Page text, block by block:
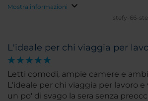
di alta qualità. Non da ultimo
Mostra informazioni
stefy-66-
L'ideale per chi viaggia per
Letti comodi, ampie camere e
L'ideale per chi viaggia per lavoro
un po' di svago la sera senza